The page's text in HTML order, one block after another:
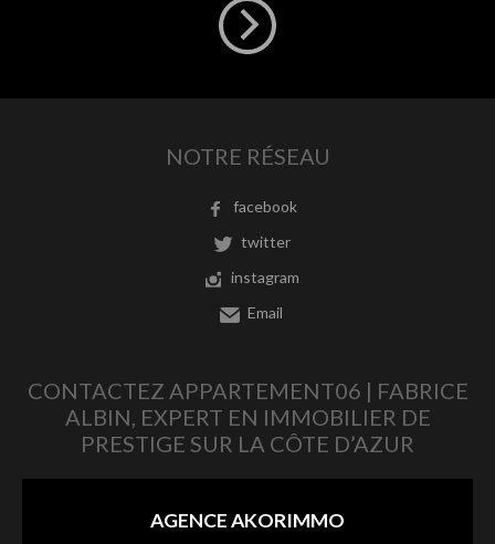
NOTRE RÉSEAU
facebook
twitter
instagram
Email
CONTACTEZ APPARTEMENT06 | FABRICE
ALBIN, EXPERT EN IMMOBILIER DE
PRESTIGE SUR LA CÔTE D’AZUR
AGENCE AKORIMMO